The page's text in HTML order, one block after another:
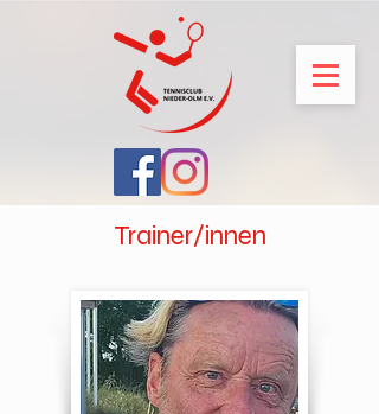
Trainer/innen